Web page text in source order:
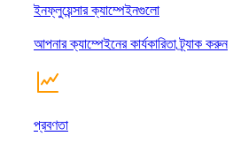
ইনফ্লুয়েন্সার ক্যাম্পেইনগুলো
আপনার ক্যাম্পেইনের কার্যকারিতা ট্র্যাক করুন
প্রবণতা